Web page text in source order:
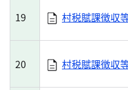
19 村税賦課徴収
20 村税賦課徴収